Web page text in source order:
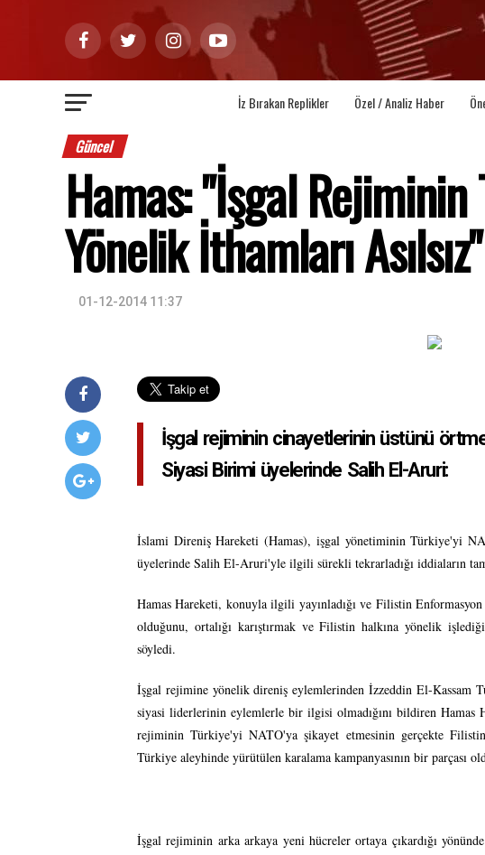
İz Bırakan Replikler Özel / Analiz Haber
Güncel
Hamas: "İşgal
Yönelik İthamları Asılsız"
01-12-2014 11:37
İşgal rejiminin cinayetlerinin üstünü
Siyasi Birimi üyelerinde Salih El-Aruri:
İslami Direniş Hareketi (Hamas), işgal yönetiminin Türkiye'yi
üyelerinde Salih El-Aruri'yle ilgili sürekli tekrarladığı iddiaların
Hamas Hareketi, konuyla ilgili yayınladığı ve Filistin
olduğunu, ortalığı karıştırmak ve Filistin halkına yönelik
söyledi.
İşgal rejimine yönelik direniş eylemlerinden İzzeddin El-Kassam
siyasi liderlerinin eylemlerle bir ilgisi olmadığını bildiren
rejiminin Türkiye'yi NATO'ya şikayet etmesinin gerçekte
Türkiye aleyhinde yürütülen karalama kampanyasının bir parçası
İşgal rejiminin arka arkaya yeni hücreler ortaya çıkardığı